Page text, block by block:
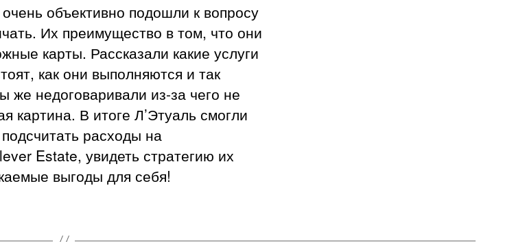
объективно подошли к вопросу
Их преимущество в том, что они
карты. Рассказали какие услуги
как они выполняются и так
же недоговаривали из-за чего не
картина. В итоге Л’Этуаль смогли
расходы на
Estate, увидеть стратегию их
выгоды для себя!